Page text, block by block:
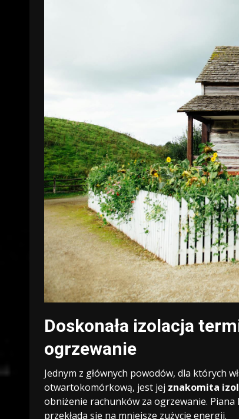
Doskonała izolacja
ogrzewanie
Jednym z głównych powodów, dla których
otwartokomórkową, jest jej znakomita
obniżenie rachunków za ogrzewanie. Piana
przekłada się na mniejsze zużycie energii.